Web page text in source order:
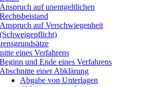
Anspruch auf unentgeltlichen
Rechtsbeistand
Anspruch auf Verschwiegenheit
(Schweigepflicht)
eines Verfahrens
Beginn und Ende eines Verfahrens
Abschnitte einer Abklärung
Abgabe von Unterlagen